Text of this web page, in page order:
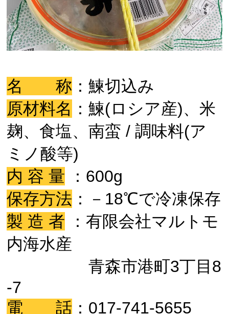
名 称 ：鰊切込み
原材料名 ：鰊(ロシア産)、米
麹、食塩、南蛮 / 調味料(ア
ミノ酸等)
内 容 量 ：600g
保存方法 ：－18℃で冷凍保存
製 造 者 ：有限会社マルトモ
内海水産
青森市港町3丁目8
-7
電 話 ：017-741-5655